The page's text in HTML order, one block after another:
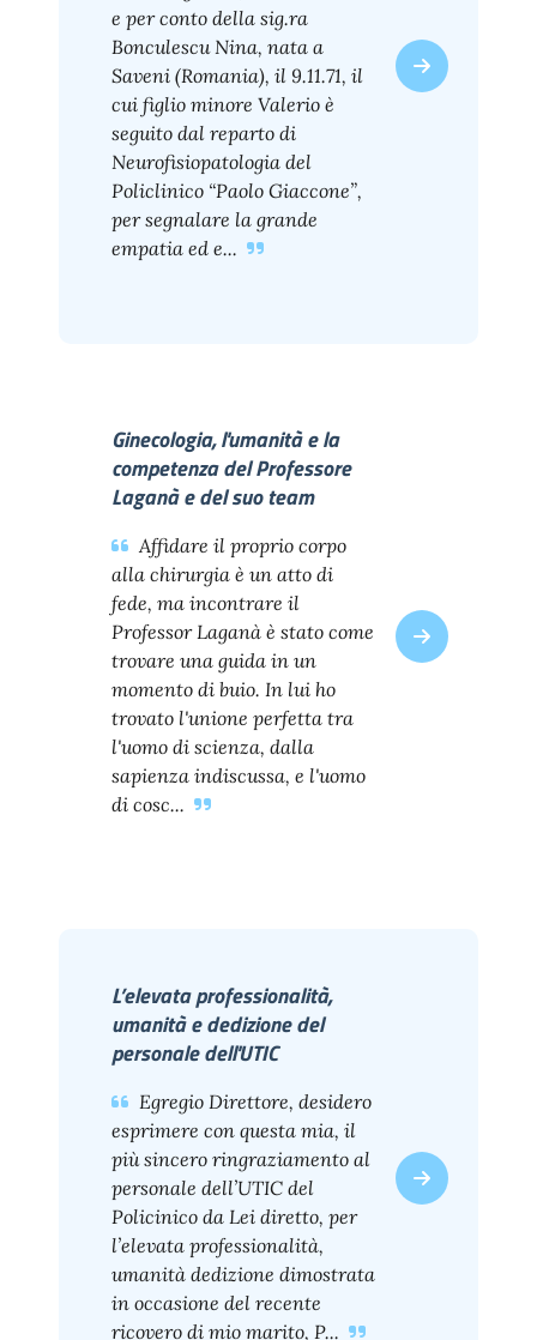
e per conto della sig.ra
Bonculescu Nina, nata a
Saveni (Romania), il 9.11.71, il
cui figlio minore Valerio è
seguito dal reparto di
Neurofisiopatologia del
Policlinico “Paolo Giaccone”,
per segnalare la grande
empatia ed e...
Ginecologia, l'umanità e la
competenza del Professore
Laganà e del suo team
Affidare il proprio corpo
alla chirurgia è un atto di
fede, ma incontrare il
Professor Laganà è stato come
trovare una guida in un
momento di buio. In lui ho
trovato l'unione perfetta tra
l'uomo di scienza, dalla
sapienza indiscussa, e l'uomo
di cosc...
L’elevata professionalità,
umanità e dedizione del
personale dell'UTIC
Egregio Direttore, desidero
esprimere con questa mia, il
più sincero ringraziamento al
personale dell’UTIC del
Policinico da Lei diretto, per
l’elevata professionalità,
umanità dedizione dimostrata
in occasione del recente
ricovero di mio marito, P...